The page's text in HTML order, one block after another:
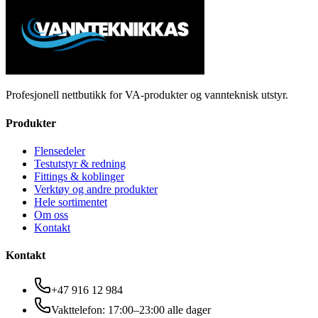
Profesjonell nettbutikk for VA-produkter og vannteknisk utstyr.
Produkter
Flensedeler
Testutstyr & redning
Fittings & koblinger
Verktøy og andre produkter
Hele sortimentet
Om oss
Kontakt
Kontakt
+47 916 12 984
Vakttelefon: 17:00–23:00 alle dager